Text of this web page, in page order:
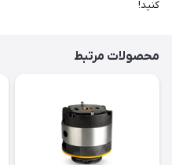
کنید!
محصولات مرتبط